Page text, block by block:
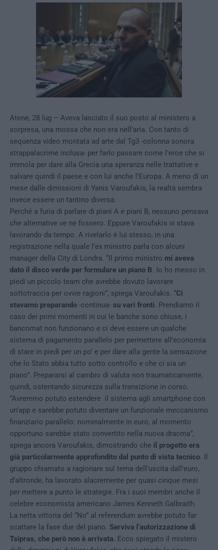
Atene, 28 lug – Aveva lasciato il suo posto al ministero a
sorpresa, una mossa che non era nell’aria. Con tanto di
sequenza video montata ad arte dal Tg3 -colonna sonora
strappalacrime inclusa- per farlo passare come l’eroe che si
immola per dare alla Grecia una speranza nelle trattative e
salvare quindi il paese e con lui anche l’Europa. A meno di un
mese dalle dimissioni di Yanis Varoufakis, la realtà sembra
invece essere un tantino diversa.
Perché a furia di parlare di piani A e piani B, nessuno pensava
che alternative ve ne fossero. Eppure Varoufakis vi stava
lavorando da tempo. A rivelarlo è lui stesso, in una
registrazione nella quale l’ex ministro parla con alcuni
manager della City di Londra. “Il primo ministro mi aveva
dato il disco verde per formulare un piano B. Io ho messo in
piedi un piccolo team che avrebbe dovuto lavorare
sottotraccia per ovvie ragioni”, spiega Varoufakis. “Ci
stavamo preparando -continua- su vari fronti. Prendiamo il
caso dei primi momenti in cui le banche sono chiuse, i
bancomat non funzionano e ci deve essere un qualche
sistema di pagamento parallelo per permettere all’economia
di stare in piedi per un po’ e per dare alla gente la sensazione
che lo Stato abbia tutto sotto controllo e che ci sia un
piano”. Prepararsi al cambio di valuta non traumaticamente,
quindi, ostentando sicurezza sulla transizione in corso.
“Avremmo potuto estendere il sistema agli smartphone con
un’app e sarebbe potuto diventare un funzionale meccanismo
finanziario parallelo: nominalmente in euro, al momento
opportuno sarebbe stato convertito nella nuova dracma”,
spiega ancora Varoufakis, dimostrando che il progetto era
già particolarmente approfondito dal punto di vista tecnico. Il
gruppo chiamato a ragionare sul tema dell’uscita dall’euro,
d’altronde, ha lavorato alacremente per quasi cinque mesi
per mettere a punto le strategie. Fra i suoi membri anche il
celebre economista americano James Kenneth Galbraith.
La netta vittoria del “No” al referendum avrebbe potuto far
scattare la fase due del piano. Serviva l’autorizzazione di
Tsipras, che però non è arrivata. Ecco spiegato il mistero